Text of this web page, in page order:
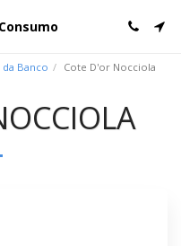
Banco Cote D'or Nocciola